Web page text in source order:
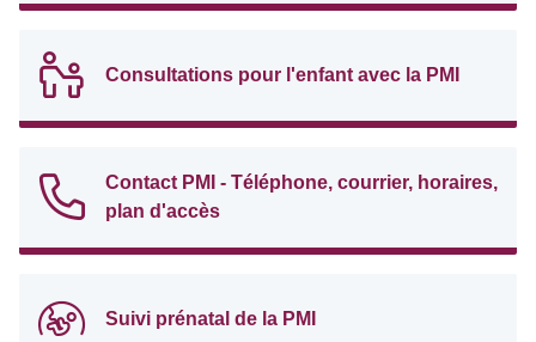
Consultations pour l'enfant avec la PMI
Contact PMI - Téléphone, courrier, horaires,
plan d'accès
Suivi prénatal de la PMI